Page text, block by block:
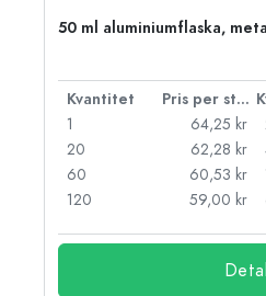
50 ml aluminiumflaska,
Kvantitet Pris per styck
1
64,25 kr
20
62,28 kr
60
60,53 kr
120
59,00 kr